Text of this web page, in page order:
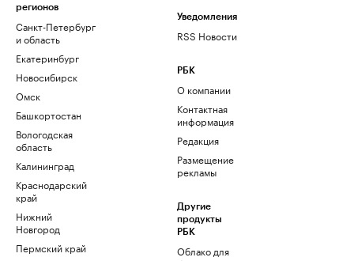
регионов
Санкт-Петербург
и область
Екатеринбург
Новосибирск
Омск
Башкортостан
Вологодская
область
Калининград
Краснодарский
край
Нижний
Новгород
Пермский край
Уведомления
RSS Новости
РБК
О компании
Контактная
информация
Редакция
Размещение
рекламы
Другие
продукты
РБК
Облако для